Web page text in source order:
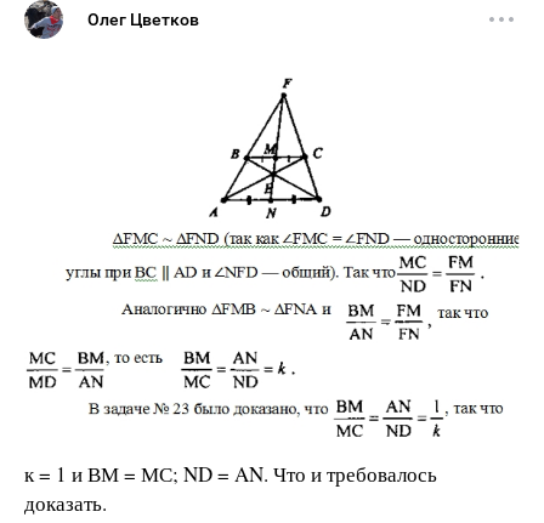
Олег Цветков
к = 1 и ВМ = МС; ND = AN. Что и требовалось
доказать.